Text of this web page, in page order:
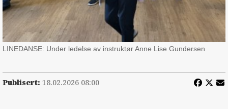
LINEDANSE: Under ledelse av instruktør Anne Lise Gundersen
Publisert: 18.02.2026 08:00